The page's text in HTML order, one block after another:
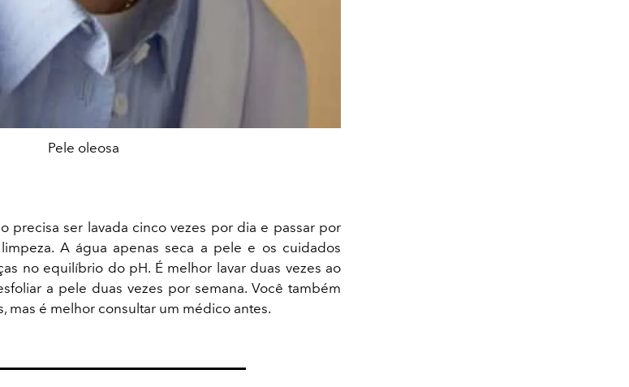
Pele oleosa
precisa ser lavada cinco vezes por dia e passar por
A água apenas seca a pele e os cuidados
no equilíbrio do pH. É melhor lavar duas vezes ao
a pele duas vezes por semana. Você também
mas é melhor consultar um médico antes.